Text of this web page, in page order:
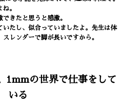
。
きたと思うと感激。
いたし、似合っていましたよ。先生は体
レンダーで脚が長いですから。
1mmの世界で仕事をして
いる